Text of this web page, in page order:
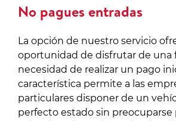
No pagues entradas
La opción de nuestro servicio
oportunidad de disfrutar de una
necesidad de realizar un pago
característica permite a las
particulares disponer de un
perfecto estado sin preocuparse